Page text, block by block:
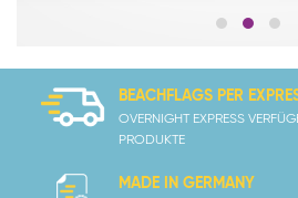
BEACHFLAGS PER
OVERNIGHT EXPRESS
PRODUKTE
MADE IN GERMANY